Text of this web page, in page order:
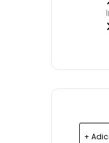
+